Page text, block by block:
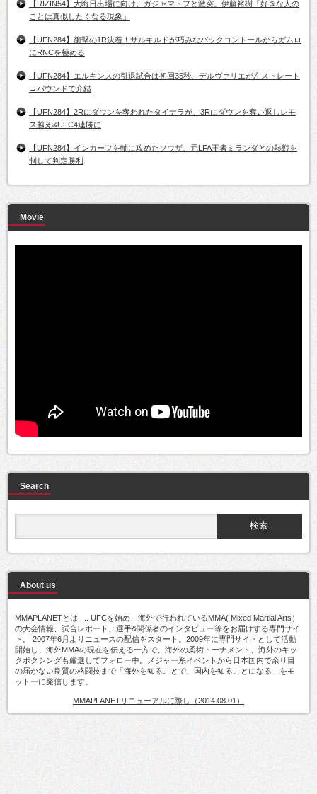
【RIZIN54】大晦日出場に向け、ガジャマトフと激突。伊藤裕樹「好きな人の
ことは真似したくなる現象」
【UFN284】衝撃の1R決着！サルキルドが巧みなバックコントールからガムロ
にRNCを極める
【UFN284】エルキンスの引退試合は初回35秒、デルヴァリエが左ストレート
→パウンドで介錯
【UFN284】2Rにダウンを奪われたタイナラが、3Rにダウンを奪い返しレモ
ス越え&UFC4連勝に
【UFN284】インカーフを軸に攻めたソウザ、元LFA王者ミランダとの熱戦を
制して判定勝利
Movie
Search
About us
MMAPLANETとは..... UFCを始め、海外で行われているMMA( Mixed Martial Arts）
の大会情報、試合レポート、選手&関係者のインタビュー等をお届けする専門サイ
ト。 2007年6月よりニュースの配信をスタート。2009年に専門サイトとして活動
開始し、海外MMAの現在を伝える一方で、海外の柔術トーナメント、海外のキッ
クボクシングも厳選してフォロー中。メジャー系イベントから日本国内で余り目
の届かない良質の格闘技まで「海外を知ることで、国内を知ることになる」をモ
ットーに発信します。
MMAPLANETリニューアルに際し（2014.08.01）